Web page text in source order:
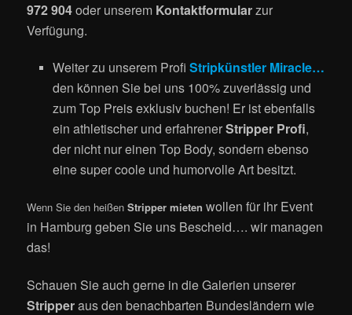
972 904oder unserem Kontaktformularzur
Verfügung.
Weiter zu unserem Profi Stripkünstler Miracle…
den können Sie bei uns 100% zuverlässig und
zum Top Preis exklusiv buchen! Er ist ebenfalls
ein athletischer und erfahrenerStripper Profi,
der nicht nur einen Top Body, sondern ebenso
eine super coole und humorvolle Art besitzt.
Wenn Sie den heißenStripper mieten wollen für ihr Event
in Hamburg geben Sie uns Bescheid…. wir managen
das!
Schauen Sie auch gerne in die Galerien unserer
Stripperaus den benachbarten Bundesländern wie